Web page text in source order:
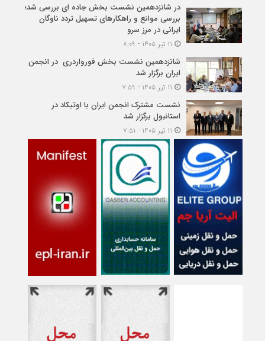
در شانزدهمین نشست بخش جاده ای بررسی شد؛
بررسی موانع و راهکارهای تسهیل تردد ناوگان
ایرانی در مرز سرو
شانزدهمین نشست بخش فورواردری در انجمن
ایران برگزار شد
نشست مشترک انجمن ایران با اوتیکاد در
استانبول برگزار شد